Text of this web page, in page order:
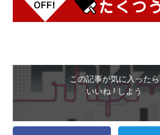
この記事が気に入ったら
いいね ! しよう